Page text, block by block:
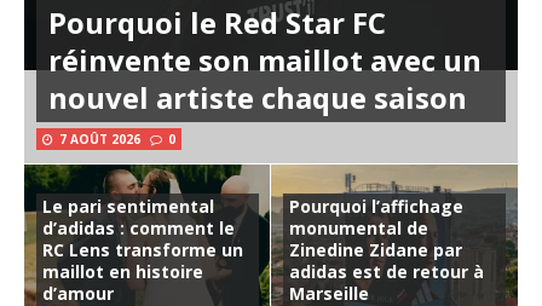
Pourquoi le Red Star FC
réinvente son maillot avec un
nouvel artiste chaque saison
7 AOÛT 2026 0
Le pari sentimental
d’adidas : comment le
RC Lens transforme un
maillot en histoire
d’amour
Pourquoi l’affichage
monumental de
Zinedine Zidane par
adidas est de retour à
Marseille